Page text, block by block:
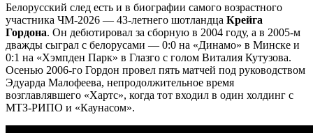
Белорусский след есть и в биографии самого возрастного
участника ЧМ-2026 — 43-летнего шотландца Крейга
Гордона. Он дебютировал за сборную в 2004 году, а в 2005-м
дважды сыграл с белорусами — 0:0 на «Динамо» в Минске и
0:1 на «Хэмпден Парк» в Глазго с голом Виталия Кутузова.
Осенью 2006-го Гордон провел пять матчей под руководством
Эдуарда Малофеева, непродолжительное время
возглавлявшего «Хартс», когда тот входил в один холдинг с
МТЗ-РИПО и «Каунасом».